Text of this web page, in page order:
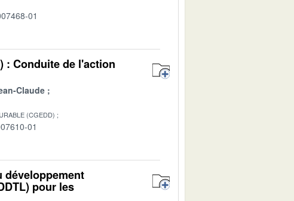
01
: Conduite de l'action
Claude
(CGEDD)
01
développement
pour les